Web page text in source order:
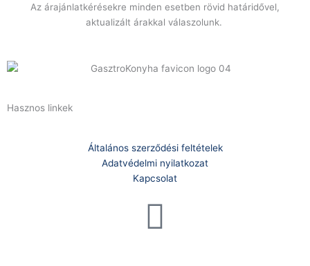
mennyiség
Az árajánlatkérésekre minden esetben rövid határidővel,
aktualizált árakkal válaszolunk.
Hasznos linkek
Általános szerződési feltételek
Adatvédelmi nyilatkozat
Kapcsolat